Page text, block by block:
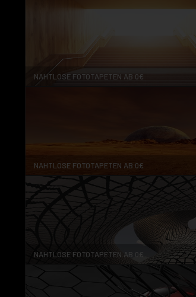
NAHTLOSE FOTOTAPETEN AB 0€
NAHTLOSE FOTOTAPETEN AB 0€
NAHTLOSE FOTOTAPETEN AB 0€